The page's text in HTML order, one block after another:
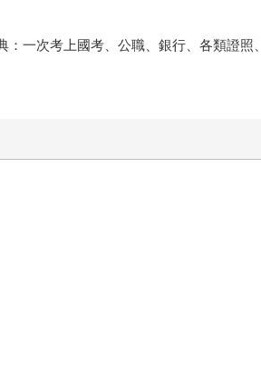
一次考上國考、公職、銀行、各類證照